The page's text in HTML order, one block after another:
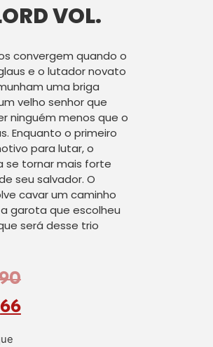
VOL.
convergem quando o
e o lutador novato
uma briga
velho senhor que
ninguém menos que o
Enquanto o primeiro
para lutar, o
se tornar mais forte
seu salvador. O
cavar um caminho
garota que escolheu
será desse trio